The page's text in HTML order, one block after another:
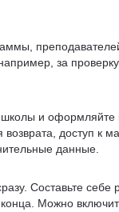
за
и оформляйте
доступ к
данные.
Составьте себе
Можно